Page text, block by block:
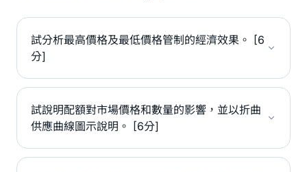
試分析最高價格及最低價格管制的經濟效果。 [6
分]
試說明配額對市場價格和數量的影響，並以折曲
供應曲線圖示說明。 [6分]